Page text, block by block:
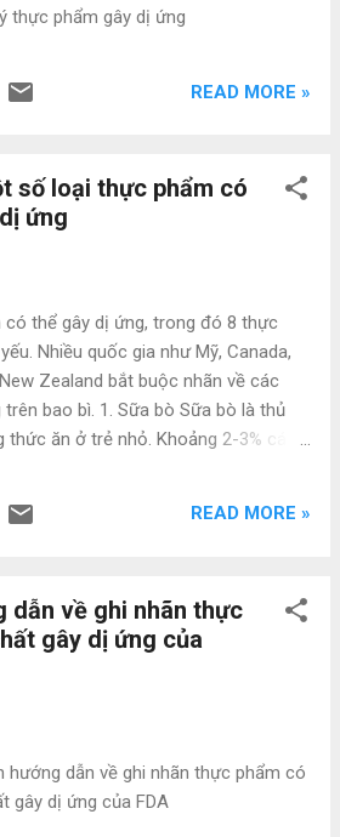
thực phẩm gây dị ứng
READ MORE »
số loại thực phẩm có
ứng
thể gây dị ứng, trong đó 8 thực
Nhiều quốc gia như Mỹ, Canada,
Zealand bắt buộc nhãn về các
bao bì. 1. Sữa bò Sữa bò là thủ
ăn ở trẻ nhỏ. Khoảng 2-3% các
hai protein của sữa là casein và
với sữa dê, sữa cừu. Dị ứng với
biểu hiện ngoài da (ban đỏ, mày
chứng tiêu hóa (đau bụng, rối loạn
dị ứng nặng có thể gây sốc phản vệ,
lâm sàng, dị ứng sữa bò thường bị
sữa bò, một bệnh lý có nguyên n...
READ MORE »
dẫn về ghi nhãn thực
gây dị ứng của
hướng dẫn về ghi nhãn thực phẩm có
gây dị ứng của FDA